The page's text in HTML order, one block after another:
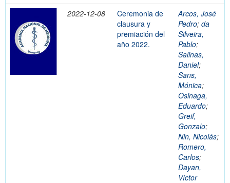
2022-12-08
Ceremonia de
clausura y
premiación del
año 2022.
Arcos, José
Pedro; da
Silveira,
Pablo;
Salinas,
Daniel;
Sans,
Mónica;
Osinaga,
Eduardo;
Greif,
Gonzalo;
Nin, Nicolás;
Romero,
Carlos;
Dayan,
Víctor